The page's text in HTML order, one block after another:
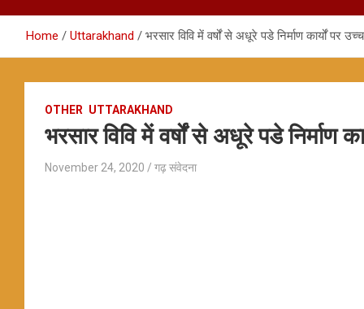
Home Uttarakhand भरसार विवि में वर्षों से अधूरे पडे निर्माण कार्यों पर
OTHER UTTARAKHAND
भरसार विवि में वर्षों से अधूरे पडे निर्माण
November 24, 2020 गढ़ संवेदना